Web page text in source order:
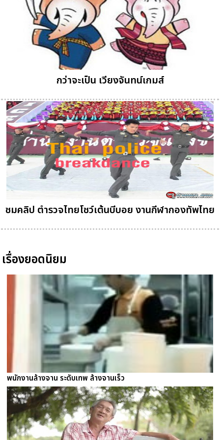
กว่าจะเป็น เวียงจันทน์เกมส์
ชมคลิป ตำรวจไทยโชว์เต้นบีบอย งานกีฬากองทัพไทย
เรื่องยอดนิยม
พนักงานล้างจาน ระดับเทพ ล้างจานเร็ว